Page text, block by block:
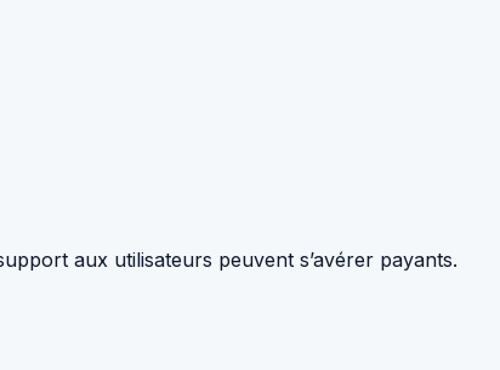
aux utilisateurs peuvent s’avérer payants.